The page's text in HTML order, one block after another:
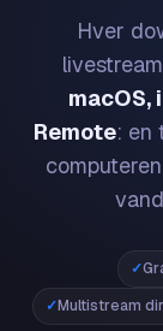
Hver
macOS,
Remote: en
Multistream